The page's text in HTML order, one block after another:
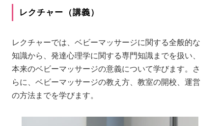
レクチャー（講義）
レクチャーでは、ベビーマッサージに関する全般的な
知識から、発達心理学に関する専門知識までを扱い、
本来のベビーマッサージの意義について学びます。さ
らに、ベビーマッサージの教え方、教室の開校、運営
の方法までを学びます。